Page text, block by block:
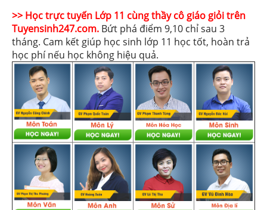
>> Học trực tuyến Lớp 11 cùng thầy cô giáo giỏi trên
Tuyensinh247.com. Bứt phá điểm 9,10 chỉ sau 3
tháng. Cam kết giúp học sinh lớp 11 học tốt, hoàn trả
học phí nếu học không hiệu quả.